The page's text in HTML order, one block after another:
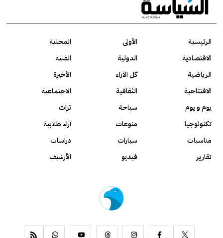
الرئيسية الأولى
المحلية
الاقتصادية
الدولية
الفنية
الرياضية
كل الآراء
الأخيرة
الافتتاحية
الثقافية
الاجتماعية
يوم و يوم
سياحة
تراث
تكنولوجيا
منوعات
آراء طلابية
مناسبات
سيارات
دراسات
تقارير
فيديو الأرشيف